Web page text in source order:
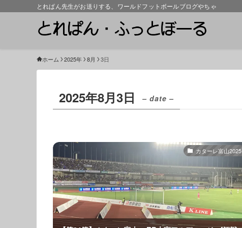
とれぱん先生がお送りする、ワールドフットボールブログやちゃ
ホーム 2025年 8月 3日
2025年8月3日 – date –
カターレ富山2025